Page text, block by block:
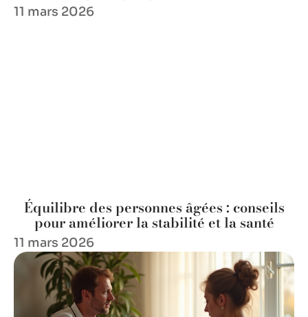
11 mars 2026
Équilibre des personnes âgées : conseils
pour améliorer la stabilité et la santé
11 mars 2026